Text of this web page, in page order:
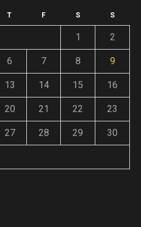
T F S S
1 2
6 7 8 9
13 14 15 16
20 21 22 23
27 28 29 30